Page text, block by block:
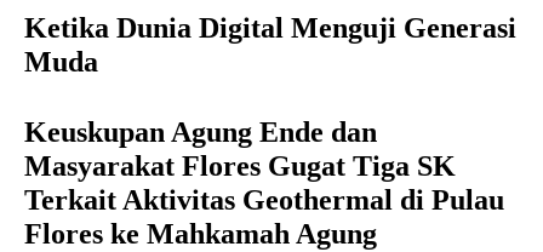
Ketika Dunia Digital Menguji Generasi
Muda
Keuskupan Agung Ende dan
Masyarakat Flores Gugat Tiga SK
Terkait Aktivitas Geothermal di Pulau
Flores ke Mahkamah Agung